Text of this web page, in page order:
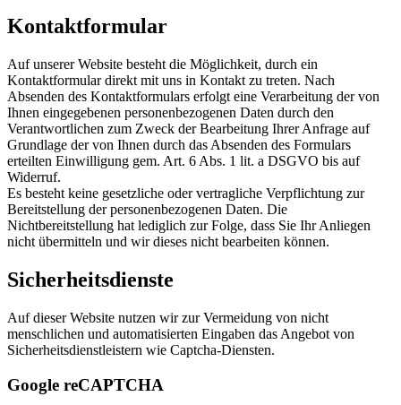
Kontaktformular
Auf unserer Website besteht die Möglichkeit, durch ein
Kontaktformular direkt mit uns in Kontakt zu treten. Nach
Absenden des Kontaktformulars erfolgt eine Verarbeitung der von
Ihnen eingegebenen personenbezogenen Daten durch den
Verantwortlichen zum Zweck der Bearbeitung Ihrer Anfrage auf
Grundlage der von Ihnen durch das Absenden des Formulars
erteilten Einwilligung gem. Art. 6 Abs. 1 lit. a DSGVO bis auf
Widerruf.
Es besteht keine gesetzliche oder vertragliche Verpflichtung zur
Bereitstellung der personenbezogenen Daten. Die
Nichtbereitstellung hat lediglich zur Folge, dass Sie Ihr Anliegen
nicht übermitteln und wir dieses nicht bearbeiten können.
Sicherheitsdienste
Auf dieser Website nutzen wir zur Vermeidung von nicht
menschlichen und automatisierten Eingaben das Angebot von
Sicherheitsdienstleistern wie Captcha-Diensten.
Google reCAPTCHA